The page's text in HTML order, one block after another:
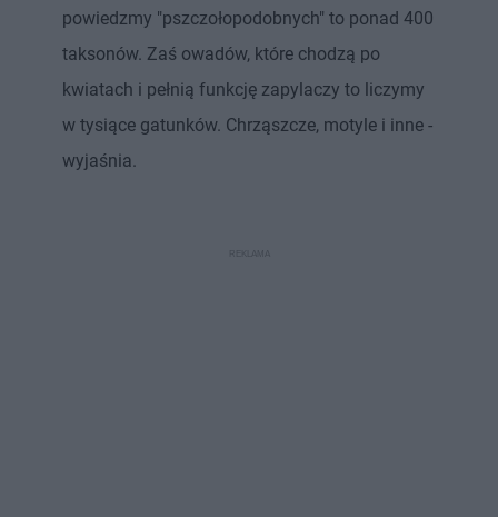
powiedzmy "pszczołopodobnych" to ponad 400
taksonów. Zaś owadów, które chodzą po
kwiatach i pełnią funkcję zapylaczy to liczymy
w tysiące gatunków. Chrząszcze, motyle i inne -
wyjaśnia.